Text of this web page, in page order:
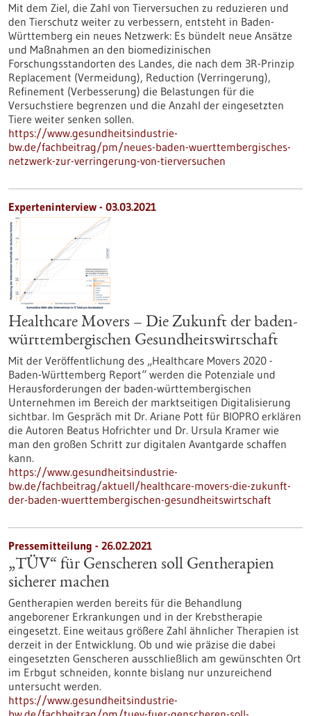
Mit dem Ziel, die Zahl von Tierversuchen zu reduzieren und
den Tierschutz weiter zu verbessern, entsteht in Baden-
Württemberg ein neues Netzwerk: Es bündelt neue Ansätze
und Maßnahmen an den biomedizinischen
Forschungsstandorten des Landes, die nach dem 3R-Prinzip
Replacement (Vermeidung), Reduction (Verringerung),
Refinement (Verbesserung) die Belastungen für die
Versuchstiere begrenzen und die Anzahl der eingesetzten
Tiere weiter senken sollen.
https://www.gesundheitsindustrie-
bw.de/fachbeitrag/pm/neues-baden-wuerttembergisches-
netzwerk-zur-verringerung-von-tierversuchen
Experteninterview - 03.03.2021
Healthcare Movers – Die Zukunft der baden-
württembergischen Gesundheitswirtschaft
Mit der Veröffentlichung des „Healthcare Movers 2020 -
Baden-Württemberg Report“ werden die Potenziale und
Herausforderungen der baden-württembergischen
Unternehmen im Bereich der marktseitigen Digitalisierung
sichtbar. Im Gespräch mit Dr. Ariane Pott für BIOPRO erklären
die Autoren Beatus Hofrichter und Dr. Ursula Kramer wie
man den großen Schritt zur digitalen Avantgarde schaffen
kann.
https://www.gesundheitsindustrie-
bw.de/fachbeitrag/aktuell/healthcare-movers-die-zukunft-
der-baden-wuerttembergischen-gesundheitswirtschaft
Pressemitteilung - 26.02.2021
„TÜV“ für Genscheren soll Gentherapien
sicherer machen
Gentherapien werden bereits für die Behandlung
angeborener Erkrankungen und in der Krebstherapie
eingesetzt. Eine weitaus größere Zahl ähnlicher Therapien ist
derzeit in der Entwicklung. Ob und wie präzise die dabei
eingesetzten Genscheren ausschließlich am gewünschten Ort
im Erbgut schneiden, konnte bislang nur unzureichend
untersucht werden.
https://www.gesundheitsindustrie-